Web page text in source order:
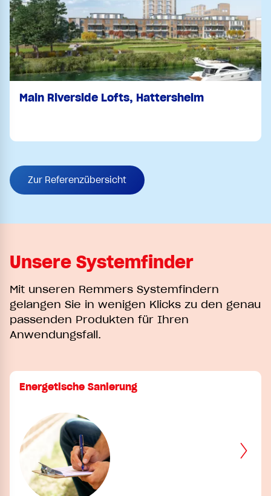
Main Riverside Lofts, Hattersheim
Zur Referenzübersicht
Unsere Systemfinder
Mit unseren Remmers Systemfindern
gelangen Sie in wenigen Klicks zu den genau
passenden Produkten für Ihren
Anwendungsfall.
Energetische Sanierung